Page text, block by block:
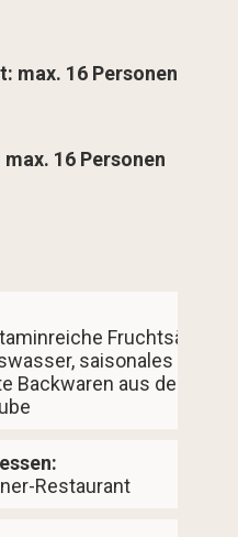
max. 16 Personen
16 Personen
Fruchtsäfte,
saisonales Obst
Backwaren aus der
Restaurant